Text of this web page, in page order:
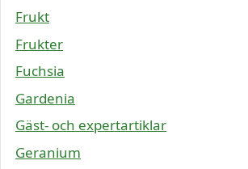
Frukt
Frukter
Fuchsia
Gardenia
Gäst- och expertartiklar
Geranium